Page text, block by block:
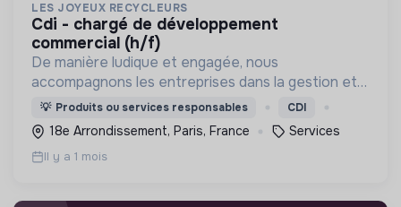
LES JOYEUX RECYCLEURS
cdi - chargé de développement
commercial (h/f)
De manière ludique et engagée, nous
accompagnons les entreprises dans la gestion et
la valorisation de leurs déchets recyclables, tout
en favorisant l’insertion sociale.
💡 Produits ou services responsables CDI
18e Arrondissement, Paris, France Services
Il y a 1 mois